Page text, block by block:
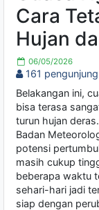
Cara
Hujan
06/05/2026
161 pengunjung
Belakangan ini,
bisa terasa
turun hujan
Badan
potensi
masih cukup
beberapa waktu
sehari-hari jadi
siap dengan